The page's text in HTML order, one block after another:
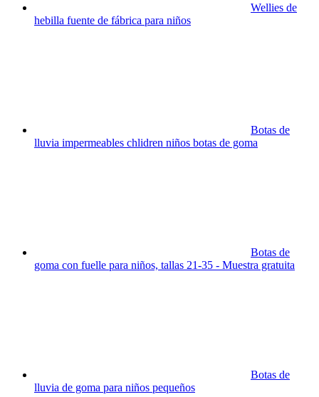
Wellies de
hebilla fuente de fábrica para niños
Botas de
lluvia impermeables chlidren niños botas de goma
Botas de
goma con fuelle para niños, tallas 21-35 - Muestra gratuita
Botas de
lluvia de goma para niños pequeños